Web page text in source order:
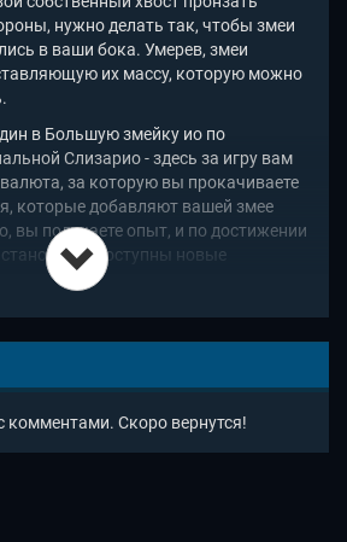
нужно делать так, чтобы змеи
в ваши бока. Умерев, змеи
их массу, которую можно
в Большую змейку ио по
Слизарио - здесь за игру вам
за которую вы прокачиваете
которые добавляют вашей змее
вы получаете опыт, и по достижении
доступны новые
реализовано и в других змейках
делает Little Big Snake io
игрой. Жужа это ваш второй шанс
гибели змеи вам будет предложено
задачей которого будет также
давление жуков, которые
комментами. Скоро вернутся!